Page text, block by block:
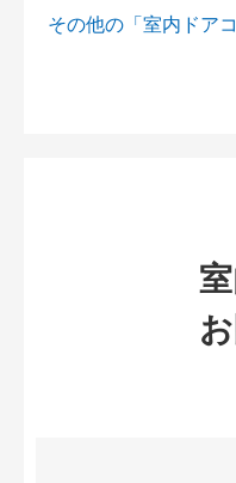
その他の「室内ドア